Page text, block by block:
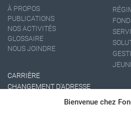
Bienvenue chez
À PROPOS
PUBLICATIONS
NOS ACTIVITÉS
GLOSSAIRE
NOUS JOINDRE
CARRIÈRE
CHANGEMENT D'ADRESSE